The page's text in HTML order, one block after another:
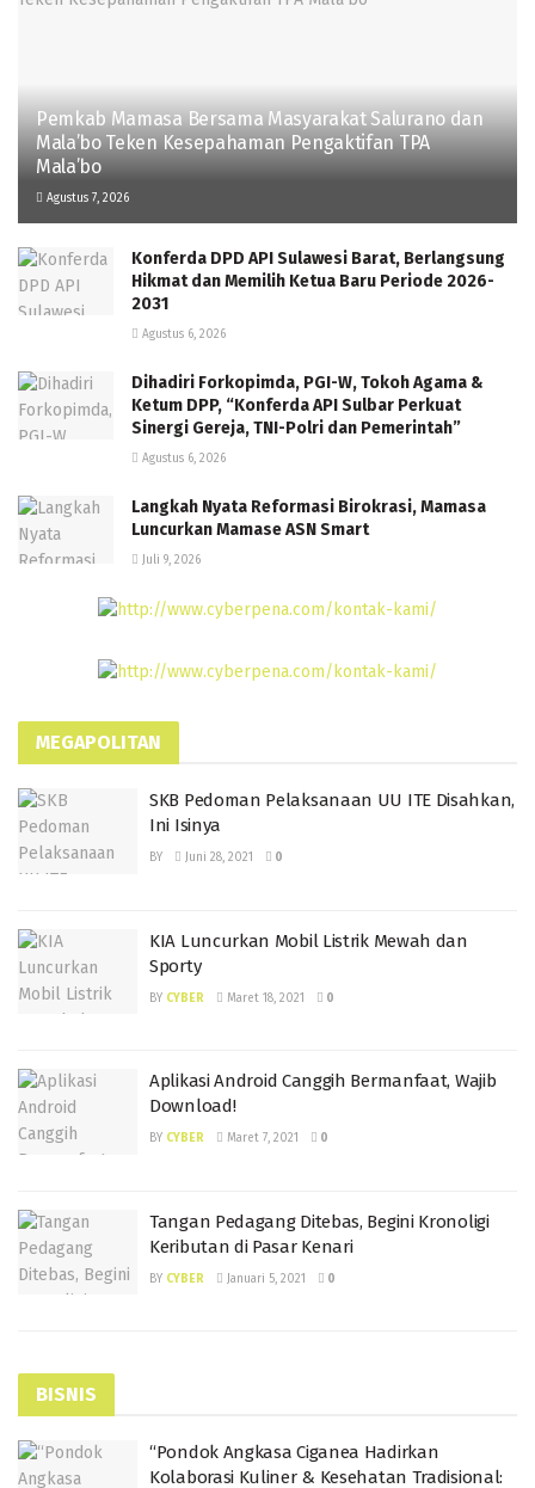
Pemkab Mamasa Bersama Masyarakat Salurano dan
Mala’bo Teken Kesepahaman Pengaktifan TPA
Mala’bo
Agustus 7, 2026
Konferda DPD API Sulawesi Barat, Berlangsung
Hikmat dan Memilih Ketua Baru Periode 2026-
2031
Agustus 6, 2026
Dihadiri Forkopimda, PGI-W, Tokoh Agama &
Ketum DPP, “Konferda API Sulbar Perkuat
Sinergi Gereja, TNI-Polri dan Pemerintah”
Agustus 6, 2026
Langkah Nyata Reformasi Birokrasi, Mamasa
Luncurkan Mamase ASN Smart
Juli 9, 2026
MEGAPOLITAN
SKB Pedoman Pelaksanaan UU ITE Disahkan,
Ini Isinya
BY Juni 28, 2021 0
KIA Luncurkan Mobil Listrik Mewah dan
Sporty
BY CYBER Maret 18, 2021 0
Aplikasi Android Canggih Bermanfaat, Wajib
Download!
BY CYBER Maret 7, 2021 0
Tangan Pedagang Ditebas, Begini Kronoligi
Keributan di Pasar Kenari
BY CYBER Januari 5, 2021 0
BISNIS
“Pondok Angkasa Ciganea Hadirkan
Kolaborasi Kuliner & Kesehatan Tradisional: